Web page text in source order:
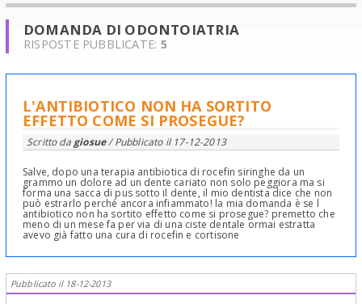
DOMANDA DI ODONTOIATRIA
RISPOSTE PUBBLICATE: 5
L'ANTIBIOTICO NON HA SORTITO
EFFETTO COME SI PROSEGUE?
Scritto da giosue/ Pubblicato il 17-12-2013
Salve, dopo una terapia antibiotica di rocefin siringhe da un
grammo un dolore ad un dente cariato non solo peggiora ma si
forma una sacca di pus sotto il dente, il mio dentista dice che non
può estrarlo perché ancora infiammato! la mia domanda è se l
antibiotico non ha sortito effetto come si prosegue? premetto che
meno di un mese fa per via di una ciste dentale ormai estratta
avevo già fatto una cura di rocefin e cortisone
Pubblicato il 18-12-2013